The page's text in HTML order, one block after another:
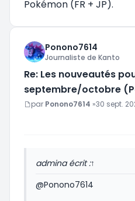
Pokémon (FR + JP).
Ponono7614
Journaliste de Kanto
Re: Les nouveautés
septembre/octobre
Message
par Ponono7614 »30 sept.
admina écrit :↑
@Ponono7614